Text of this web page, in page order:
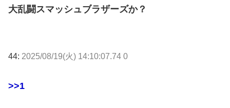
大乱闘スマッシュブラザーズか？
44: 2025/08/19(火) 14:10:07.74 0
>>1